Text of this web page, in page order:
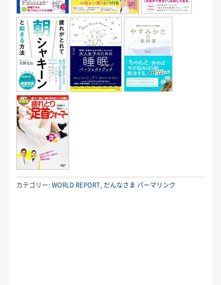
カテゴリー: WORLD REPORT, だんなさま パーマリンク